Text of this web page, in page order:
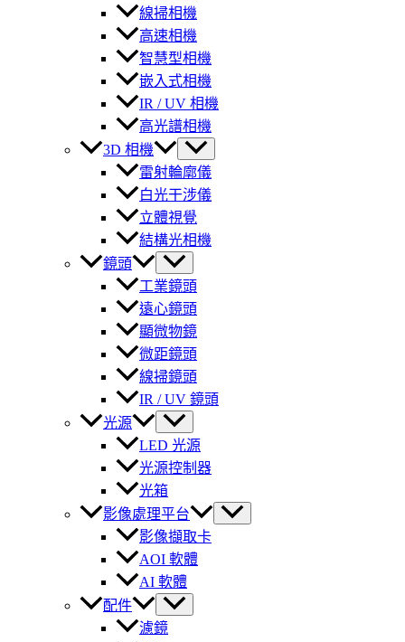
線掃相機
高速相機
智慧型相機
嵌入式相機
IR / UV 相機
高光譜相機
3D 相機
雷射輪廓儀
白光干涉儀
立體視覺
結構光相機
鏡頭
工業鏡頭
遠心鏡頭
顯微物鏡
微距鏡頭
線掃鏡頭
IR / UV 鏡頭
光源
LED 光源
光源控制器
光箱
影像處理平台
影像擷取卡
AOI 軟體
AI 軟體
配件
濾鏡